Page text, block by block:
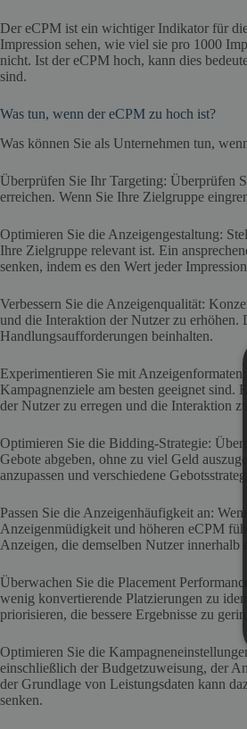
Der eCPM ist ein wichtiger Indikator für
Impression sehen, wie viel sie pro 1000
nicht. Ist der eCPM hoch, kann dies
sind.
Was tun, wenn der eCPM zu hoch ist?
Was können Sie als Unternehmen tun,
Überprüfen Sie Ihr Targeting: Überprüfen
erreichen. Wenn Sie Ihre Zielgruppe
Optimieren Sie die Anzeigengestaltung:
Ihre Zielgruppe relevant ist. Ein
senken, indem es den Wert jeder
Verbessern Sie die Anzeigenqualität:
und die Interaktion der Nutzer zu
Handlungsaufforderungen beinhalten.
Experimentieren Sie mit
Kampagnenziele am besten geeignet sind.
der Nutzer zu erregen und die Interaktion
Optimieren Sie die Bidding-Strategie:
Gebote abgeben, ohne zu viel Geld
anzupassen und verschiedene
Passen Sie die Anzeigenhäufigkeit an:
Anzeigenmüdigkeit und höheren eCPM
Anzeigen, die demselben Nutzer innerhalb
Überwachen Sie die Placement
wenig konvertierende Platzierungen zu
priorisieren, die bessere Ergebnisse zu
Optimieren Sie die
einschließlich der Budgetzuweisung, der
der Grundlage von Leistungsdaten kann
senken.